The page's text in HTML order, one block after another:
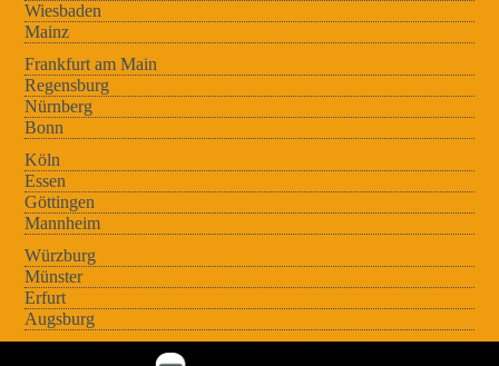
Wiesbaden
Mainz
Frankfurt am Main
Regensburg
Nürnberg
Bonn
Köln
Essen
Göttingen
Mannheim
Würzburg
Münster
Erfurt
Augsburg